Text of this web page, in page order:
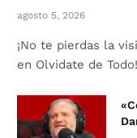
agosto 5, 2026
¡No te pierdas la
en Olvidate de Todo!